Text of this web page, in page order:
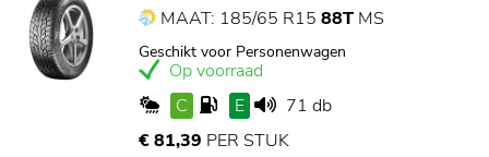
MAAT: 185/65 R15 88T MS
Geschikt voor Personenwagen
Op voorraad
C
E
71 db
€ 81,39 PER STUK